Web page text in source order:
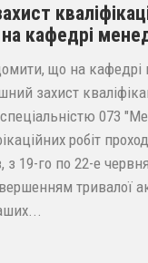
на кафедрі
що на
захист
073
робіт
з 19-го по 22-е
тривалої